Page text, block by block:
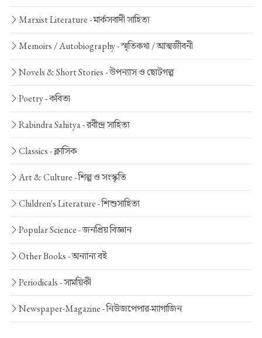
Marxist Literature -মার্কসবাদী সাহিত্য
Memoirs / Autobiography -স্মৃতিকথা / আত্মজীবনী
Novels & Short Stories -উপন্যাস ও ছোটগল্প
Poetry -কবিতা
Rabindra Sahitya -রবীন্দ্র সাহিত্য
Classics -ক্লাসিক
Art & Culture -শিল্প ও সংস্কৃতি
Children's Literature -শিশুসাহিত্য
Popular Science -জনপ্রিয় বিজ্ঞান
Other Books -অন্যান্য বই
Periodicals -সাময়িকী
Newspaper-Magazine -নিউজপেপার-ম্যাগাজিন